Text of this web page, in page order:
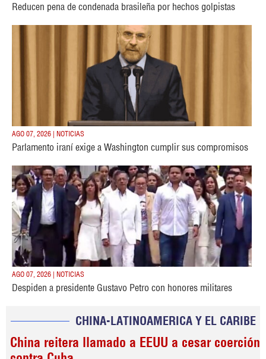
Reducen pena de condenada brasileña por hechos golpistas
AGO 07, 2026 | NOTICIAS
Parlamento iraní exige a Washington cumplir sus compromisos
AGO 07, 2026 | NOTICIAS
Despiden a presidente Gustavo Petro con honores militares
CHINA-LATINOAMERICA Y EL CARIBE
China reitera llamado a EEUU a cesar coerción